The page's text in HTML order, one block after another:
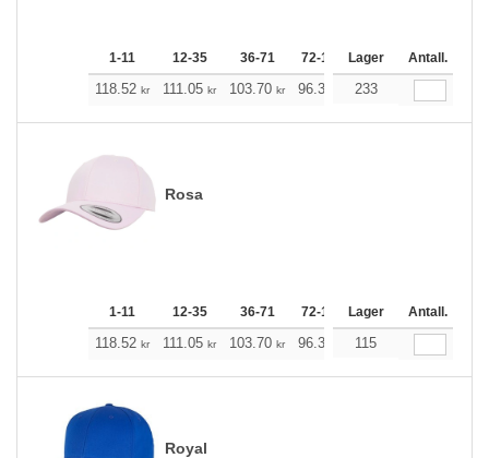
1-11 12-35 36-71 72-143 144-287 288 +
Lager Antall.
118.52 kr 111.05 kr 103.70 kr 96.34 88.87
233
Rosa
1-11 12-35 36-71 72-143 144-287 288 +
Lager Antall.
118.52 kr 111.05 kr 103.70 kr 96.34 88.87
115
Royal